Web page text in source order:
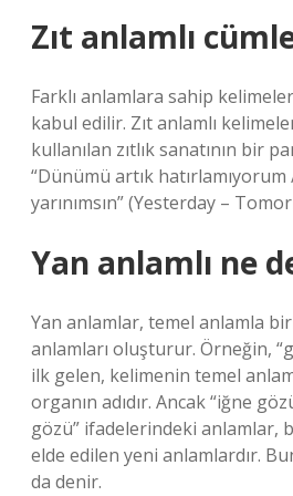
Zıt anlamlı
Farklı anlamlara sahip
kabul edilir. Zıt anlamlı
kullanılan zıtlık sanatının bir
“Dünümü artık
yarınımsın” (Yesterday –
Yan anlamlı ne
Yan anlamlar, temel anlamla
anlamları oluşturur. Örneğin,
ilk gelen, kelimenin temel
organın adıdır. Ancak “iğne
gözü” ifadelerindeki anlamlar,
elde edilen yeni anlamlardır.
da denir.